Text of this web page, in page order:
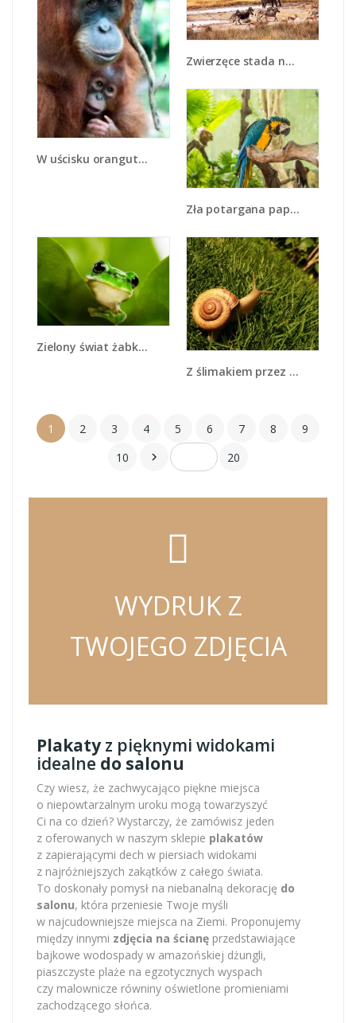
W uścisku orangutana - Z095
Zwierzęce stada na sawannie - Z028
Zła potargana papuga - Z345
Zielony świat żabki - Z014
Z ślimakiem przez łąkę - Z103
1 2 3 4 5 6 7 8
9
10
 20
WYDRUK Z
TWOJEGO ZDJĘCIA
Plakaty z pięknymi widokami
idealne do salonu
Czy wiesz, że zachwycająco piękne miejsca
o niepowtarzalnym uroku mogą towarzyszyć
Ci na co dzień? Wystarczy, że zamówisz jeden
z oferowanych w naszym sklepie plakatów
z zapierającymi dech w piersiach widokami
z najróżniejszych zakątków z całego świata.
To doskonały pomysł na niebanalną dekorację do
salonu, która przeniesie Twoje myśli
w najcudowniejsze miejsca na Ziemi. Proponujemy
między innymi zdjęcia na ścianę przedstawiające
bajkowe wodospady w amazońskiej dżungli,
piaszczyste plaże na egzotycznych wyspach
czy malownicze równiny oświetlone promieniami
zachodzącego słońca.